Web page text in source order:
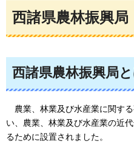
西諸県農林振興局
西諸県農林振興局
農業、 林業及び水産業に関す
い、農業、林業及び水産業の近
るために設置されました。